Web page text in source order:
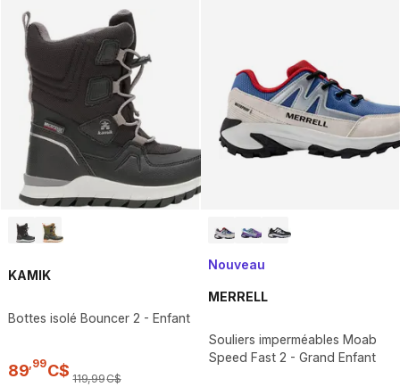
KAMIK
Bottes isolé Bouncer 2 - Enfant
89,99C$ 119,99C$
Nouveau
MERRELL
Souliers imperméables Moab
Speed Fast 2 - Grand Enfant